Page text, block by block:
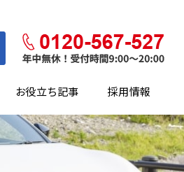
お役立ち記事 採用情報